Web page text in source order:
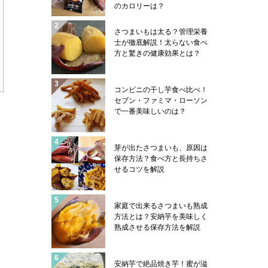
のカロリーは？
さつまいもは太る？管理栄養
士が徹底解説！太らない食べ
方と驚きの健康効果とは？
コンビニの干し芋食べ比べ！
セブン・ファミマ・ローソン
で一番美味しいのは？
芽が出たさつまいも、原因は
保存方法？食べ方と長持ちさ
せるコツを解説
家庭で出来るさつまいも熟成
方法とは？安納芋を美味しく
熟成させる保存方法を解説
安納芋で絶品焼き芋！蜜が溢